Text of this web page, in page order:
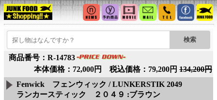
商品番号：R-14783
本体価格：72,000円 税込価格：79,200円 134,200円
Fenwick フェンウィック / LUNKERSTIK 2049
ランカースティック ２０４９ :ブラウン